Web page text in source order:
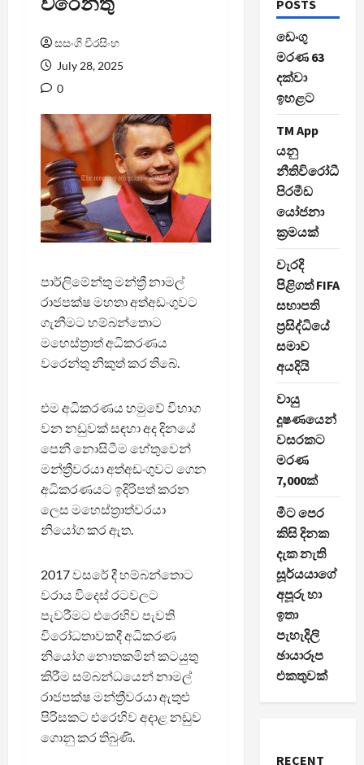
සසංගි වීරසිංහ
July 28, 2025
0
පාර්ලිමේන්තු මන්ත්‍රී නාමල්
රාජපක්ෂ මහතා අත්අඩංගුවට
ගැනීමට හම්බන්තොට
මහෙස්ත්‍රාත් අධිකරණය
වරෙන්තු නිකුත් කර තිබේ.
එම අධිකරණය හමුවේ විභාග
වන නඩුවක් සඳහා අද දිනයේ
පෙනී නොසිටීම හේතුවෙන්
මන්ත්‍රීවරයා අත්අඩංගුවට ගෙන
අධිකරණයට ඉදිරිපත් කරන
ලෙස මහෙස්ත්‍රාත්වරයා
නියෝග කර ඇත.
2017 වසරේ දී හම්බන්තොට
වරාය විදෙස් රටවලට
පැවරීමට එරෙහිව පැවති
විරෝධතාවකදී අධිකරණ
නියෝග නොතකමින් කටයුතු
කිරීම සම්බන්ධයෙන් නාමල්
රාජපක්ෂ මන්ත්‍රීවරයා ඇතුළු
පිරිසකට එරෙහිව අදාළ නඩුව
ගොනු කර තිබුණි.
POSTS
ඩෙංගු
මරණ 63
දක්වා
ඉහළට
TM App
යනු
නීතිවිරෝධී
පිරමීඩ
යෝජනා
ක්‍රමයක්
වැරදි
පිළිගත් FIFA
සභාපති
ප්‍රසිද්ධියේ
සමාව
අයදියි
වායු
දූෂණයෙන්
වසරකට
මරණ
7,000ක්
මීට පෙර
කිසි දිනක
දැක නැති
සූර්යයාගේ
අපූරු හා
ඉතා
පැහැදිලි
ඡායාරූප
එකතුවක්
RECENT